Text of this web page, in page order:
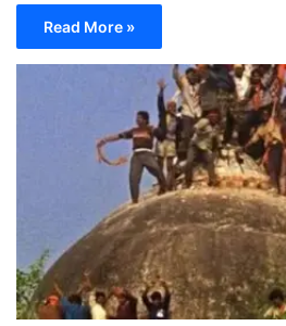
Read More »